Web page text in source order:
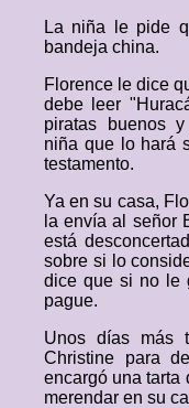
La niña le pide
bandeja china.
Florence le dice
debe leer
piratas buenos
niña que lo hará
testamento.
Ya en su casa,
la envía al señor
está
sobre si lo
dice que si no le
pague.
Unos días más
Christine para
encargó una tarta
merendar en su